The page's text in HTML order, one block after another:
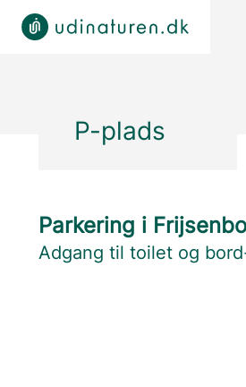
P-plads
Parkering i
Adgang til toilet og